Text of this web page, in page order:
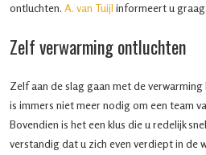
ontluchten. A. van Tuijl informeert u graag.
Zelf verwarming ontluchten
Zelf aan de slag gaan met de
is immers niet meer nodig om een team
Bovendien is het een klus die u redelijk
verstandig dat u zich even verdiept in de